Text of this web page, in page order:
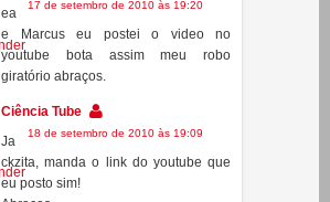
jackzita
17 de setembro de 2010 às 19:20
ea
e Marcus eu postei o video no
youtube bota assim meu robo
giratório abraços.
Ciência Tube
18 de setembro de 2010 às 19:09
Ja